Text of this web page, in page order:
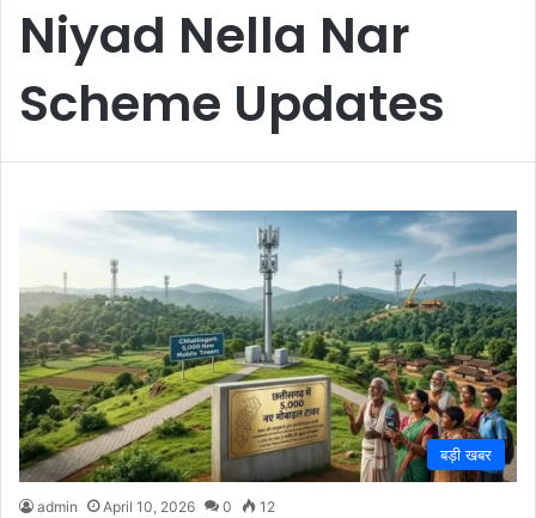
Niyad Nella Nar
Scheme Updates
बड़ी खबर
admin April 10, 2026 0 12